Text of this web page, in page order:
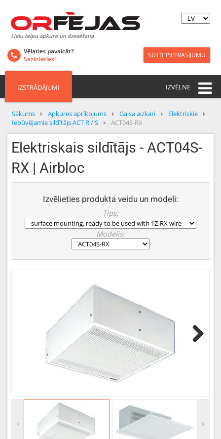
Lielu telpu apkure un dzesēšana
Vēlaties pavaicāt?
Sazinieties!
SŪTĪT PIEPRASĪJUMU
IZSTRĀDĀJUMI IZVĒLNE
Sākums Apkures aprīkojums Gaisa aizkari
Elektriskie
Iebūvējamie sildītājs ACT R / S
ACT04S-RX
Elektriskais sildītājs - ACT04S-
RX | Airbloc
Izvēlieties produkta veidu un modeli:
Tips:
Modelis: